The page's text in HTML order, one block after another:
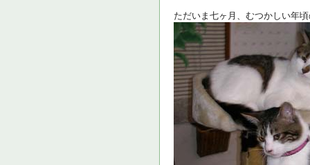
ただいま七ヶ月、むつかしい年